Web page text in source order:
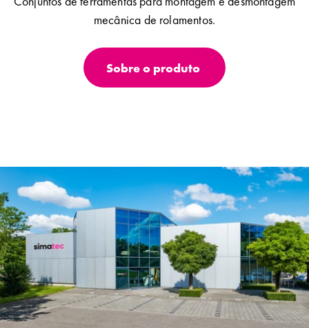
mecânica de rolamentos.
Sobre o produto